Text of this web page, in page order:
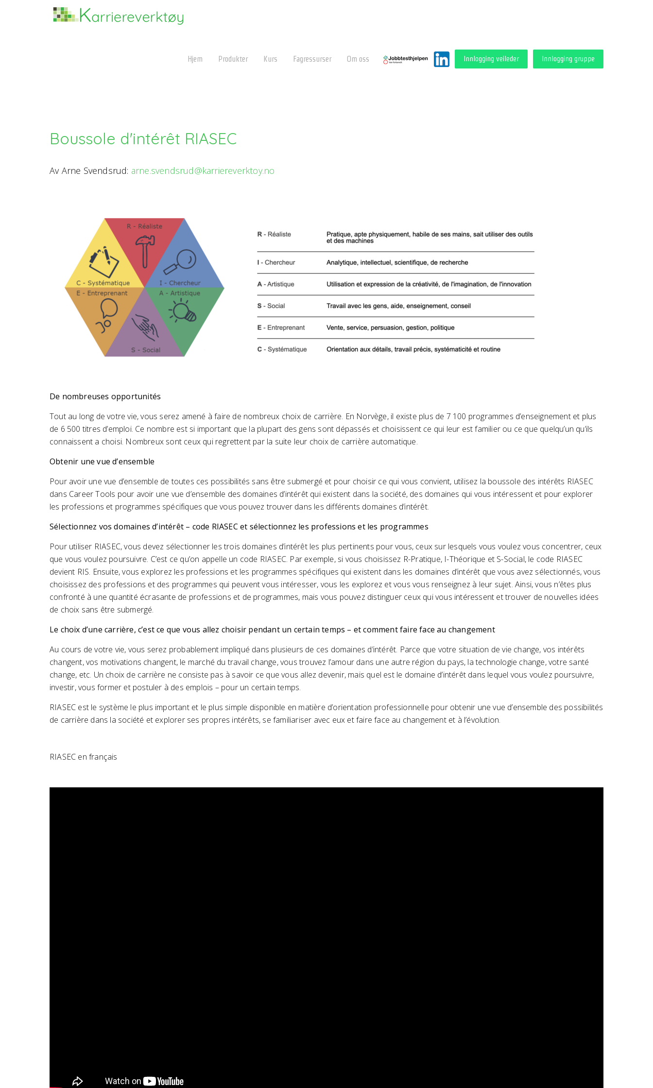
Hjem Produkter Kurs Fagressurser Om oss Innlogging veileder Innlogging gruppe
Boussole d'intérêt RIASEC
Av Arne Svendsrud: arne.svendsrud@karriereverktoy.no
De nombreuses opportunités
Tout au long de votre vie, vous serez amené à faire de nombreux choix de carrière. En Norvège, il existe plus de 7 100 programmes d’enseignement et plus
de 6 500 titres d’emploi. Ce nombre est si important que la plupart des gens sont dépassés et choisissent ce qui leur est familier ou ce que quelqu’un qu’ils
connaissent a choisi. Nombreux sont ceux qui regrettent par la suite leur choix de carrière automatique.
Obtenir une vue d’ensemble
Pour avoir une vue d’ensemble de toutes ces possibilités sans être submergé et pour choisir ce qui vous convient, utilisez la boussole des intérêts RIASEC
dans Career Tools pour avoir une vue d’ensemble des domaines d’intérêt qui existent dans la société, des domaines qui vous intéressent et pour explorer
les professions et programmes spécifiques que vous pouvez trouver dans les différents domaines d’intérêt.
Sélectionnez vos domaines d’intérêt – code RIASEC et sélectionnez les professions et les programmes
Pour utiliser RIASEC, vous devez sélectionner les trois domaines d’intérêt les plus pertinents pour vous, ceux sur lesquels vous voulez vous concentrer, ceux
que vous voulez poursuivre. C’est ce qu’on appelle un code RIASEC. Par exemple, si vous choisissez R-Pratique, I-Théorique et S-Social, le code RIASEC
devient RIS. Ensuite, vous explorez les professions et les programmes spécifiques qui existent dans les domaines d’intérêt que vous avez sélectionnés, vous
choisissez des professions et des programmes qui peuvent vous intéresser, vous les explorez et vous vous renseignez à leur sujet. Ainsi, vous n’êtes plus
confronté à une quantité écrasante de professions et de programmes, mais vous pouvez distinguer ceux qui vous intéressent et trouver de nouvelles idées
de choix sans être submergé.
Le choix d’une carrière, c’est ce que vous allez choisir pendant un certain temps – et comment faire face au changement
Au cours de votre vie, vous serez probablement impliqué dans plusieurs de ces domaines d’intérêt. Parce que votre situation de vie change, vos intérêts
changent, vos motivations changent, le marché du travail change, vous trouvez l’amour dans une autre région du pays, la technologie change, votre santé
change, etc. Un choix de carrière ne consiste pas à savoir ce que vous allez devenir, mais quel est le domaine d’intérêt dans lequel vous voulez poursuivre,
investir, vous former et postuler à des emplois – pour un certain temps.
RIASEC est le système le plus important et le plus simple disponible en matière d’orientation professionnelle pour obtenir une vue d’ensemble des possibilités
de carrière dans la société et explorer ses propres intérêts, se familiariser avec eux et faire face au changement et à l’évolution.
RIASEC en français